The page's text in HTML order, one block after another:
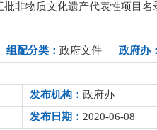
批非物质文化遗产代表性项目名
组配分类： 政府文件 政府办：
发布机构： 政府办
发布日期： 2020-06-08